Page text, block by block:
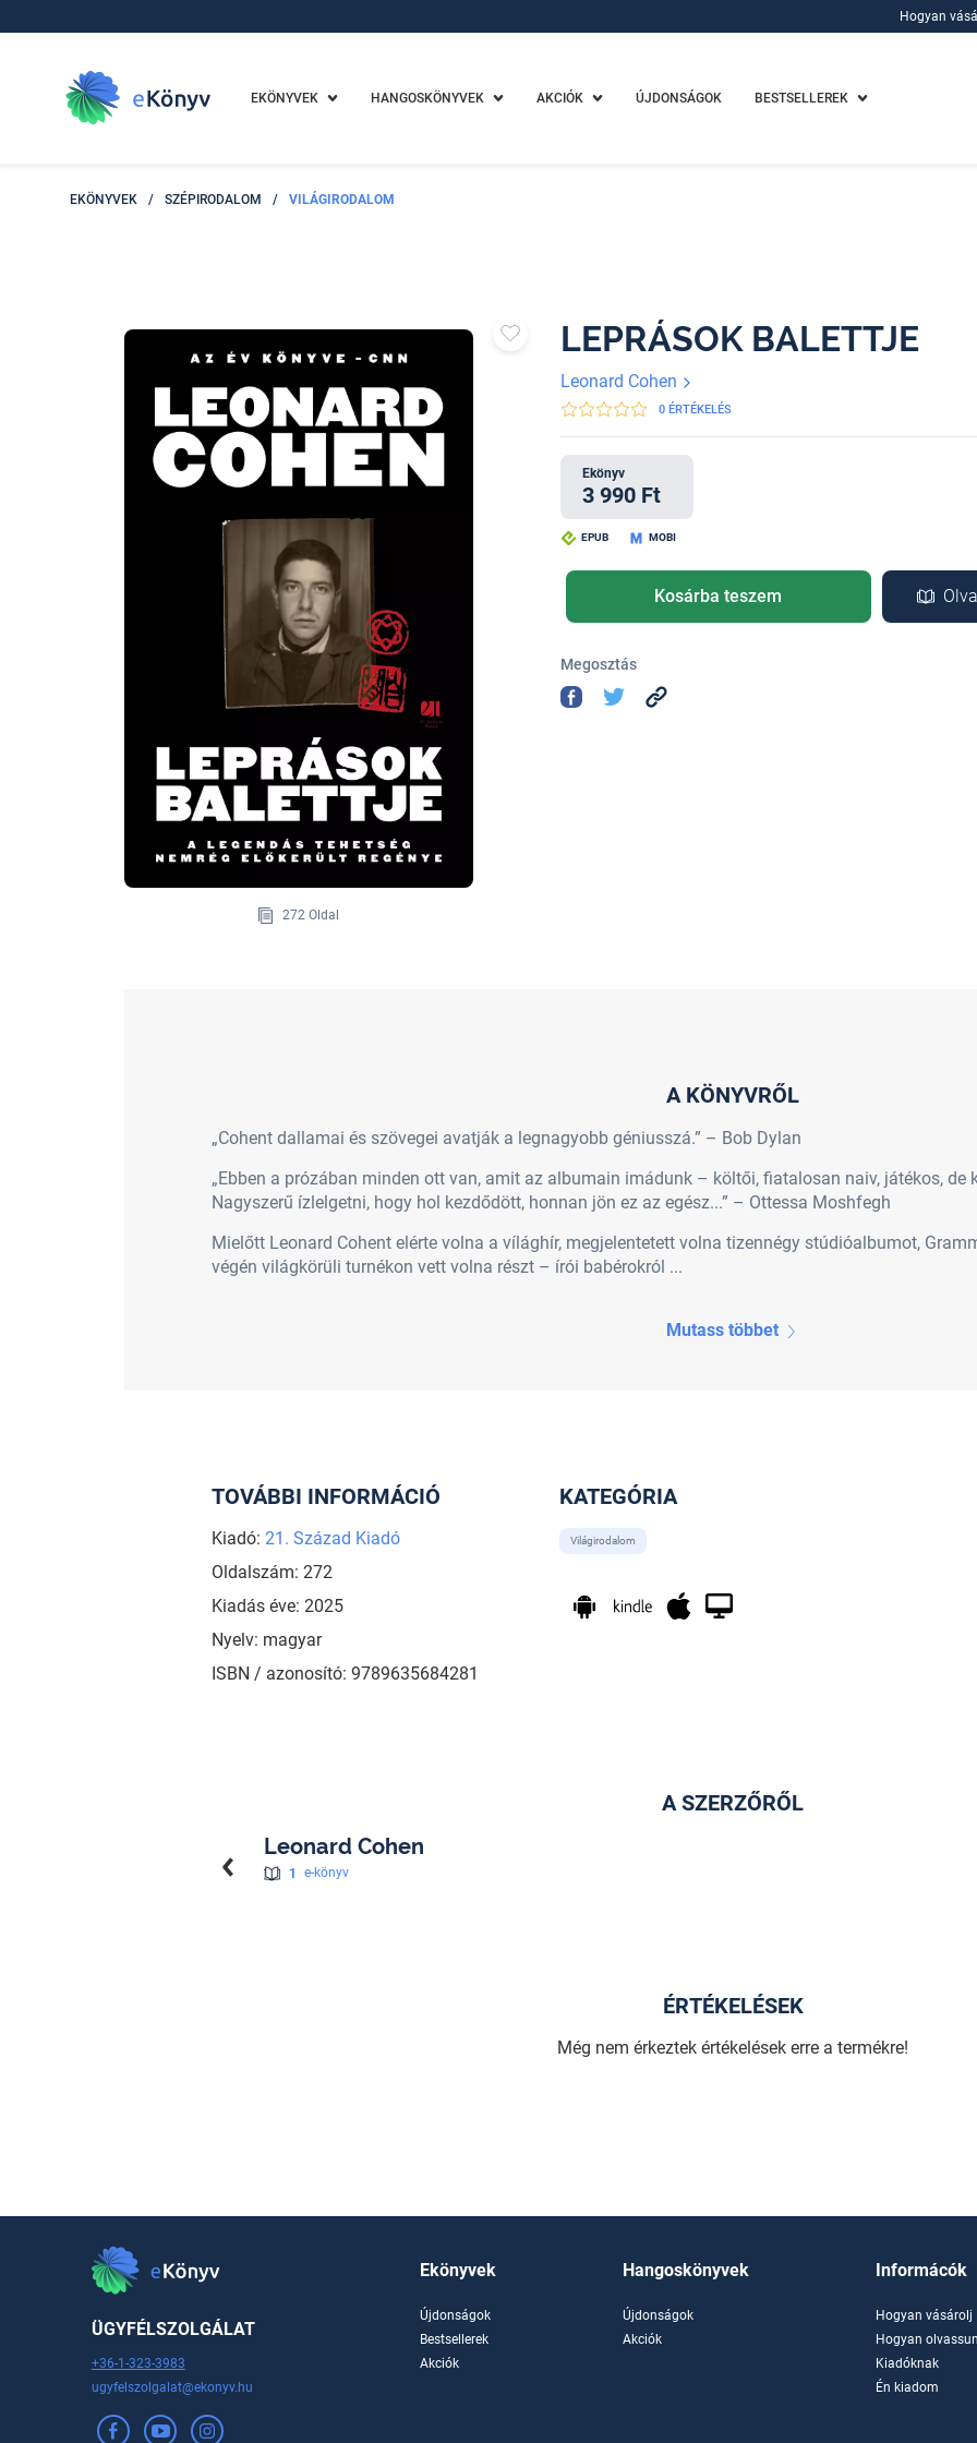
Hogyan
EKÖNYVEK HANGOSKÖNYVEK AKCIÓK ÚJDONSÁGOK BESTSELLEREK
EKÖNYVEK / SZÉPIRODALOM / VILÁGIRODALOM
272 Oldal
LEPRÁSOK BALETTJE
Leonard Cohen
0 ÉRTÉKELÉS
Ekönyv
3 990 Ft
EPUB MOBI
Kosárba teszem
Megosztás
A KÖNYVRŐL
„Cohent dallamai és szövegei avatják a legnagyobb géniusszá.” – Bob Dylan
„Ebben a prózában minden ott van, amit az albumain imádunk – költői, fiatalosan naiv, játékos, de
Nagyszerű ízlelgetni, hogy hol kezdődött, honnan jön ez az egész...” – Ottessa Moshfegh
Mielőtt Leonard Cohent elérte volna a vílághír, megjelentetett volna tizennégy stúdióalbumot,
végén világkörüli turnékon vett volna részt – írói babérokról ...
Mutass többet
TOVÁBBI INFORMÁCIÓ
Kiadó: 21. Század Kiadó
Oldalszám: 272
Kiadás éve: 2025
Nyelv: magyar
ISBN / azonosító: 9789635684281
KATEGÓRIA
Világirodalom
A SZERZŐRŐL
Leonard Cohen
1 e-könyv
ÉRTÉKELÉSEK
Még nem érkeztek értékelések erre a termékre!
ÜGYFÉLSZOLGÁLAT
+36-1-323-3983
ugyfelszolgalat@ekonyv.hu
Ekönyvek
Újdonságok
Bestsellerek
Akciók
Hangoskönyvek
Újdonságok
Akciók
Informácók
Hogyan vásárolj
Hogyan
Kiadóknak
Én kiadom